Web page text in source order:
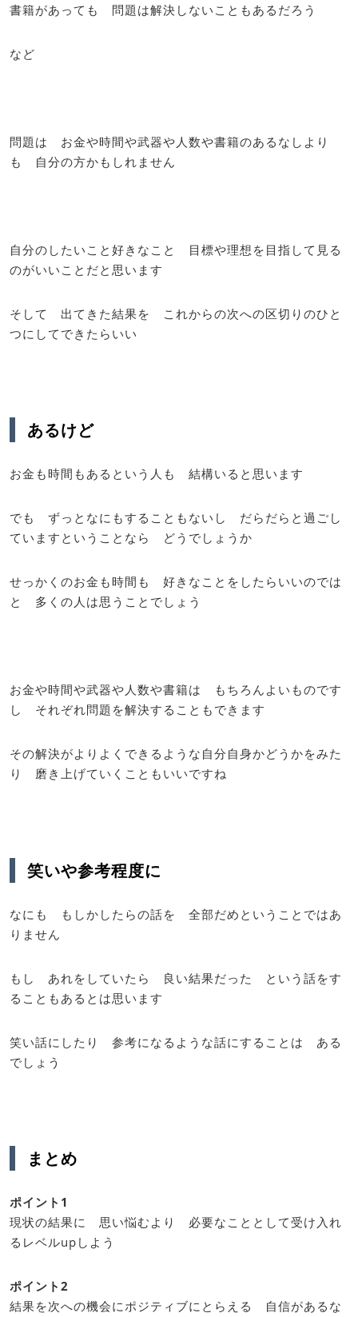
書籍があっても 問題は解決しないこともあるだろう
など
問題は お金や時間や武器や人数や書籍のあるなしより
も 自分の方かもしれません
自分のしたいこと好きなこと 目標や理想を目指して見る
のがいいことだと思います
そして 出てきた結果を これからの次への区切りのひと
つにしてできたらいい
あるけど
お金も時間もあるという人も 結構いると思います
でも ずっとなにもすることもないし だらだらと過ごし
ていますということなら どうでしょうか
せっかくのお金も時間も 好きなことをしたらいいのでは
と 多くの人は思うことでしょう
お金や時間や武器や人数や書籍は もちろんよいものです
し それぞれ問題を解決することもできます
その解決がよりよくできるような自分自身かどうかをみた
り 磨き上げていくこともいいですね
笑いや参考程度に
なにも もしかしたらの話を 全部だめということではあ
りません
もし あれをしていたら 良い結果だった という話をす
ることもあるとは思います
笑い話にしたり 参考になるような話にすることは ある
でしょう
まとめ
ポイント1
現状の結果に 思い悩むより 必要なこととして受け入れ
るレベルupしよう
ポイント2
結果を次への機会にポジティブにとらえる 自信があるな